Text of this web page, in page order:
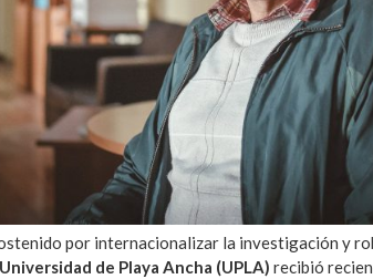
por internacionalizar la investigación y
Universidad de Playa Ancha (UPLA) recibió